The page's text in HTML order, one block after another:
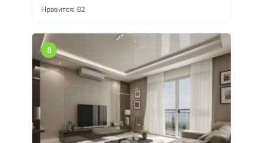
Нравится: 82